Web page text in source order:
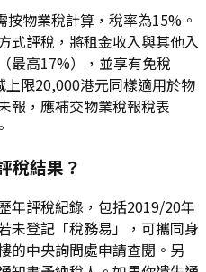
物業稅計算，稅率為15%。
式評稅，將租金收入與其他入
最高17%），並享有免稅
限20,000港元同樣適用於物
報，應補交物業稅報稅表
稅結果？
年評稅紀錄，包括2019/20年
未登記「稅務易」，可攜同身
的中央詢問處申請查閱。另